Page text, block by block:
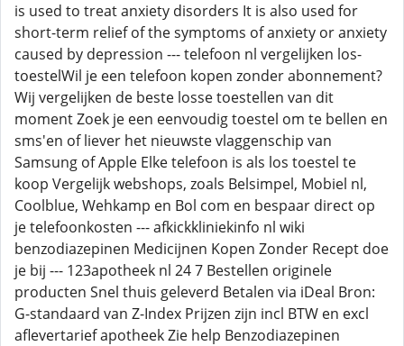
is used to treat anxiety disorders It is also used for
short-term relief of the symptoms of anxiety or anxiety
caused by depression --- telefoon nl vergelijken los-
toestelWil je een telefoon kopen zonder abonnement?
Wij vergelijken de beste losse toestellen van dit
moment Zoek je een eenvoudig toestel om te bellen en
sms'en of liever het nieuwste vlaggenschip van
Samsung of Apple Elke telefoon is als los toestel te
koop Vergelijk webshops, zoals Belsimpel, Mobiel nl,
Coolblue, Wehkamp en Bol com en bespaar direct op
je telefoonkosten --- afkickkliniekinfo nl wiki
benzodiazepinen Medicijnen Kopen Zonder Recept doe
je bij --- 123apotheek nl 24 7 Bestellen originele
producten Snel thuis geleverd Betalen via iDeal Bron:
G-standaard van Z-Index Prijzen zijn incl BTW en excl
aflevertarief apotheek Zie help Benzodiazepinen